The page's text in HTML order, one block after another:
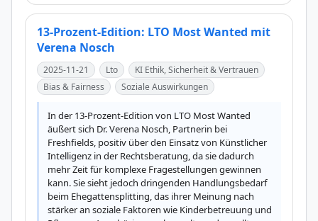
13-Prozent-Edition: LTO Most Wanted mit
Verena Nosch
2025-11-21 Lto
KI Ethik, Sicherheit & Vertrauen
Bias & Fairness
Soziale Auswirkungen
In der 13-Prozent-Edition von LTO Most Wanted
äußert sich Dr. Verena Nosch, Partnerin bei
Freshfields, positiv über den Einsatz von Künstlicher
Intelligenz in der Rechtsberatung, da sie dadurch
mehr Zeit für komplexe Fragestellungen gewinnen
kann. Sie sieht jedoch dringenden Handlungsbedarf
beim Ehegattensplitting, das ihrer Meinung nach
stärker an soziale Faktoren wie Kinderbetreuung und